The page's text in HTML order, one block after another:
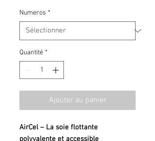
Numeros *
Quantité *
Ajouter au panier
AirCel – La soie flottante
polyvalente et accessible